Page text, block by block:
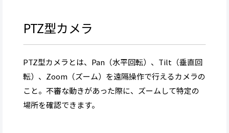
PTZ型カメラ
PTZ型カメラとは、Pan（水平回転）、Tilt（垂直回
転）、Zoom（ズーム）を遠隔操作で行えるカメラの
こと。不審な動きがあった際に、ズームして特定の
場所を確認できます。